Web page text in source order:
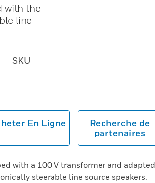
with the
line
SKU
En Ligne
Recherche de
partenaires
with a 100 V transformer and adapted
steerable line source speakers.